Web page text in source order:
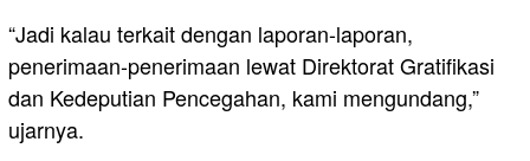
“Jadi kalau terkait dengan laporan-laporan,
penerimaan-penerimaan lewat Direktorat Gratifikasi
dan Kedeputian Pencegahan, kami mengundang,”
ujarnya.